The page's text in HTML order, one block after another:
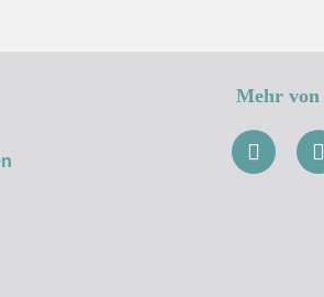
Mehr von